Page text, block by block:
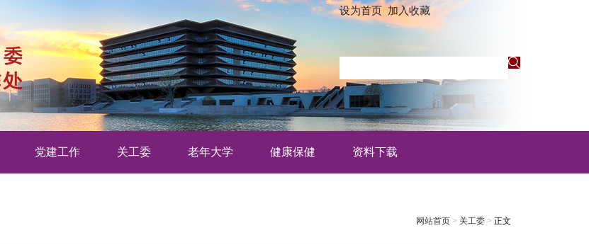
设为首页 加入收藏
党建工作 关工委 老年大学 健康保健 资料下载
网站首页 > 关工委 >正文